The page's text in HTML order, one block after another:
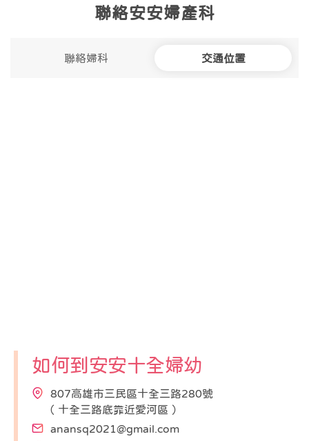
聯絡安安婦產科
聯絡婦科 交通位置
如何到安安十全婦幼
807高雄市三民區十全三路280號
（ 十全三路底靠近愛河區 ）
anansq2021@gmail.com